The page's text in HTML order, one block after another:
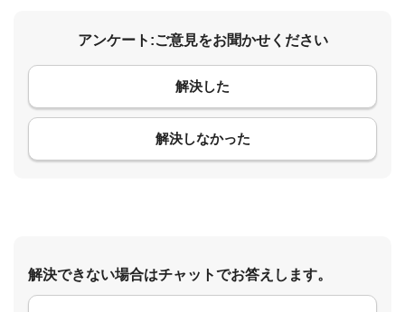
アンケート:ご意見をお聞かせください
解決した
解決しなかった
コメント
解決できない場合はチャットでお答えします。